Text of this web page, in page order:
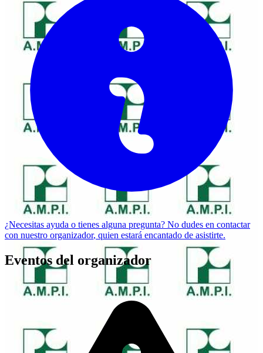
¿Necesitas ayuda o tienes alguna pregunta? No dudes en contactar
con nuestro organizador, quien estará encantado de asistirte.
Eventos del organizador